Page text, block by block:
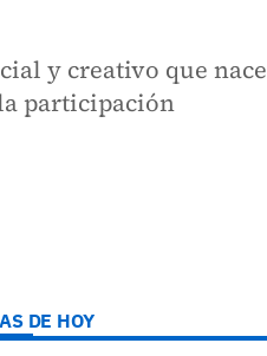
y creativo que nace
participación
DE HOY